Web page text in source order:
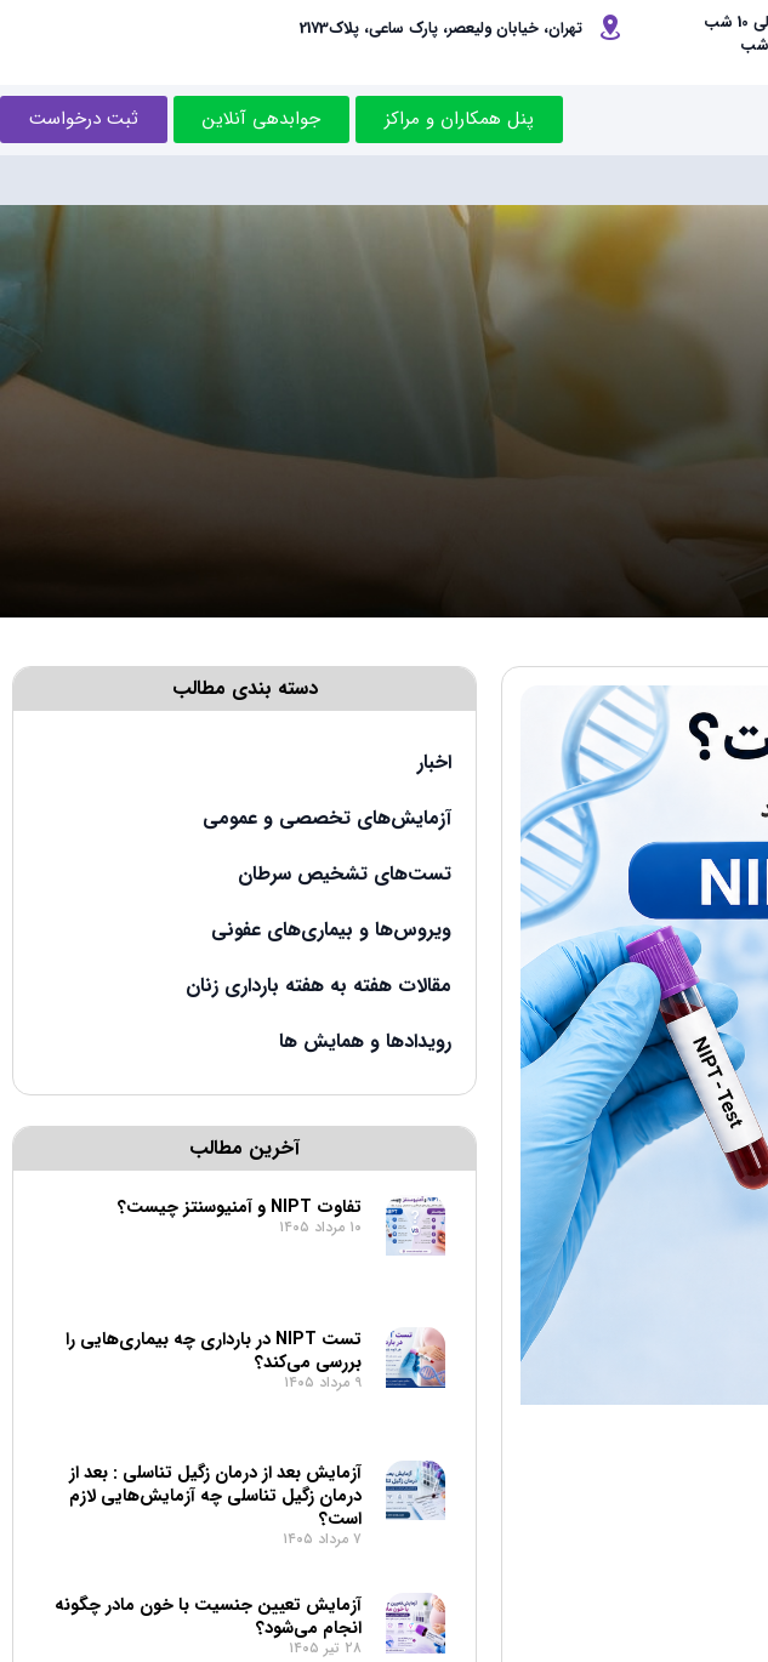
تهران، خیابان ولیعصر، پارک ساعی، پلاک2173
پنل همکاران و مراکز جوابدهی آنلاین ثبت درخواست
دسته بندی مطالب
اخبار
آزمایش‌های تخصصی و عمومی
تست‌های تشخیص سرطان
ویروس‌ها و بیماری‌های عفونی
مقالات هفته به هفته بارداری زنان
رویدادها و همایش ها
آخرین مطالب
تفاوت NIPT و آمنیوسنتز چیست؟
۱۰ مرداد ۱۴۰۵
تست NIPT در بارداری چه بیماری‌هایی را
بررسی می‌کند؟
۹ مرداد ۱۴۰۵
آزمایش بعد از درمان زگیل تناسلی : بعد از
درمان زگیل تناسلی چه آزمایش‌هایی لازم
است؟
۷ مرداد ۱۴۰۵
آزمایش تعیین جنسیت با خون مادر چگونه
انجام می‌شود؟
۲۸ تیر ۱۴۰۵